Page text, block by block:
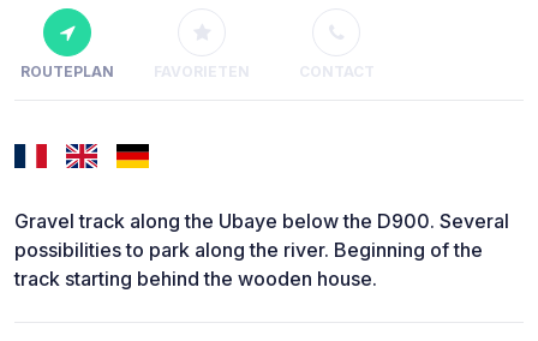
ROUTEPLAN FAVORIETEN CONTACT
Gravel track along the Ubaye below the D900. Several
possibilities to park along the river. Beginning of the
track starting behind the wooden house.